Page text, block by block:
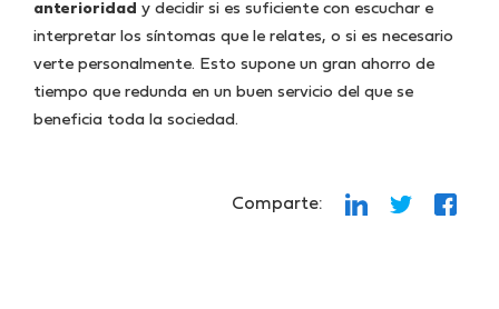
anterioridad y decidir si es suficiente con escuchar e
interpretar los síntomas que le relates, o si es necesario
verte personalmente. Esto supone un gran ahorro de
tiempo que redunda en un buen servicio del que se
beneficia toda la sociedad.
Comparte: